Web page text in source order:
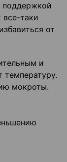
поддержкой
таки
от
и
мокроты.